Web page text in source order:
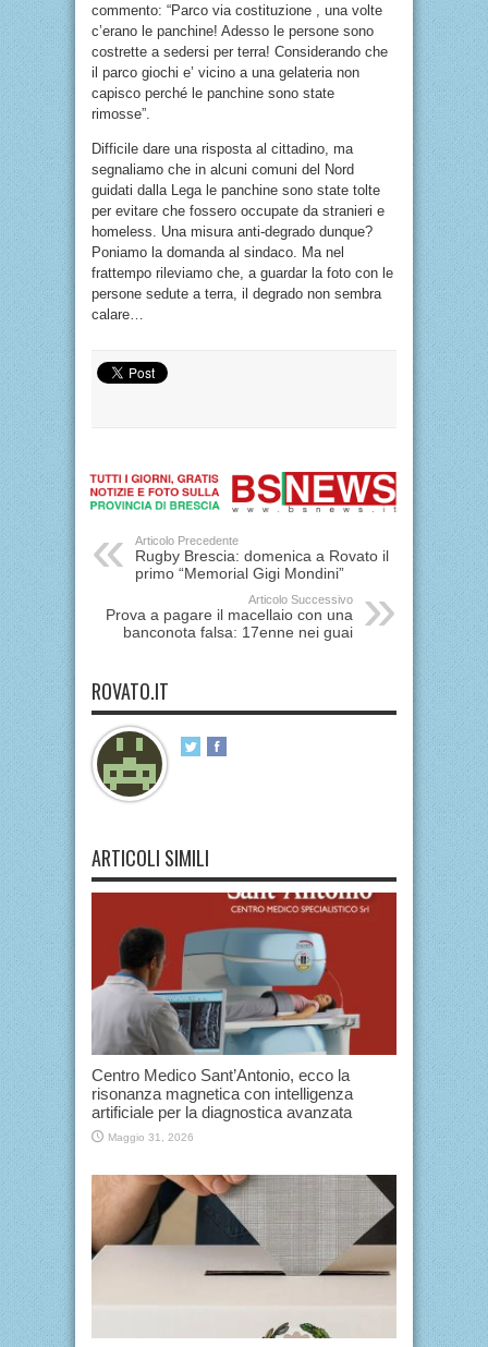
commento: “Parco via costituzione , una volte
c’erano le panchine! Adesso le persone sono
costrette a sedersi per terra! Considerando che
il parco giochi e’ vicino a una gelateria non
capisco perché le panchine sono state
rimosse”.
Difficile dare una risposta al cittadino, ma
segnaliamo che in alcuni comuni del Nord
guidati dalla Lega le panchine sono state tolte
per evitare che fossero occupate da stranieri e
homeless. Una misura anti-degrado dunque?
Poniamo la domanda al sindaco. Ma nel
frattempo rileviamo che, a guardar la foto con le
persone sedute a terra, il degrado non sembra
calare…
Articolo Precedente
Rugby Brescia: domenica a Rovato il
primo “Memorial Gigi Mondini”
Articolo Successivo
Prova a pagare il macellaio con una
banconota falsa: 17enne nei guai
ROVATO.IT
ARTICOLI SIMILI
Centro Medico Sant’Antonio, ecco la
risonanza magnetica con intelligenza
artificiale per la diagnostica avanzata
Maggio 31, 2026